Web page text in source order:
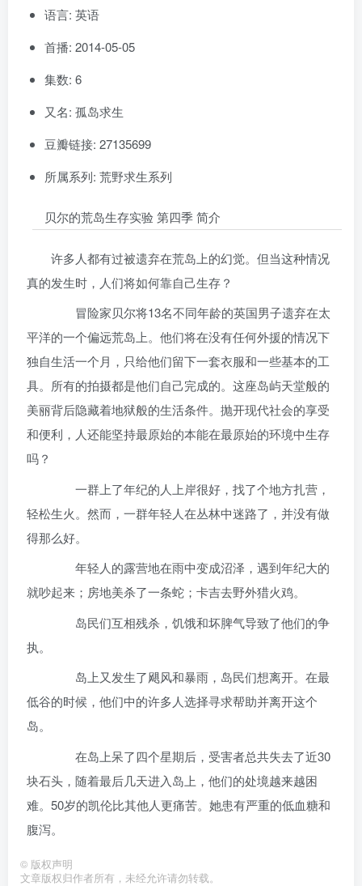
语言: 英语
首播: 2014-05-05
集数: 6
又名: 孤岛求生
豆瓣链接: 27135699
所属系列: 荒野求生系列
贝尔的荒岛生存实验 第四季 简介
许多人都有过被遗弃在荒岛上的幻觉。但当这种情况
真的发生时，人们将如何靠自己生存？
冒险家贝尔将13名不同年龄的英国男子遗弃在太
平洋的一个偏远荒岛上。他们将在没有任何外援的情况下
独自生活一个月，只给他们留下一套衣服和一些基本的工
具。所有的拍摄都是他们自己完成的。这座岛屿天堂般的
美丽背后隐藏着地狱般的生活条件。抛开现代社会的享受
和便利，人还能坚持最原始的本能在最原始的环境中生存
吗？
一群上了年纪的人上岸很好，找了个地方扎营，
轻松生火。然而，一群年轻人在丛林中迷路了，并没有做
得那么好。
年轻人的露营地在雨中变成沼泽，遇到年纪大的
就吵起来；房地美杀了一条蛇；卡吉去野外猎火鸡。
岛民们互相残杀，饥饿和坏脾气导致了他们的争
执。
岛上又发生了飓风和暴雨，岛民们想离开。在最
低谷的时候，他们中的许多人选择寻求帮助并离开这个
岛。
在岛上呆了四个星期后，受害者总共失去了近30
块石头，随着最后几天进入岛上，他们的处境越来越困
难。50岁的凯伦比其他人更痛苦。她患有严重的低血糖和
腹泻。
© 版权声明
文章版权归作者所有，未经允许请勿转载。